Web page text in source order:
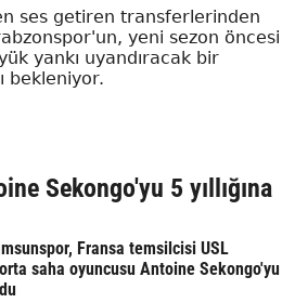
ses getiren transferlerinden
yeni sezon öncesi
yankı uyandıracak bir
bekleniyor.
Sekongo'yu 5 yıllığına
Fransa temsilcisi USL
saha oyuncusu Antoine Sekongo'yu